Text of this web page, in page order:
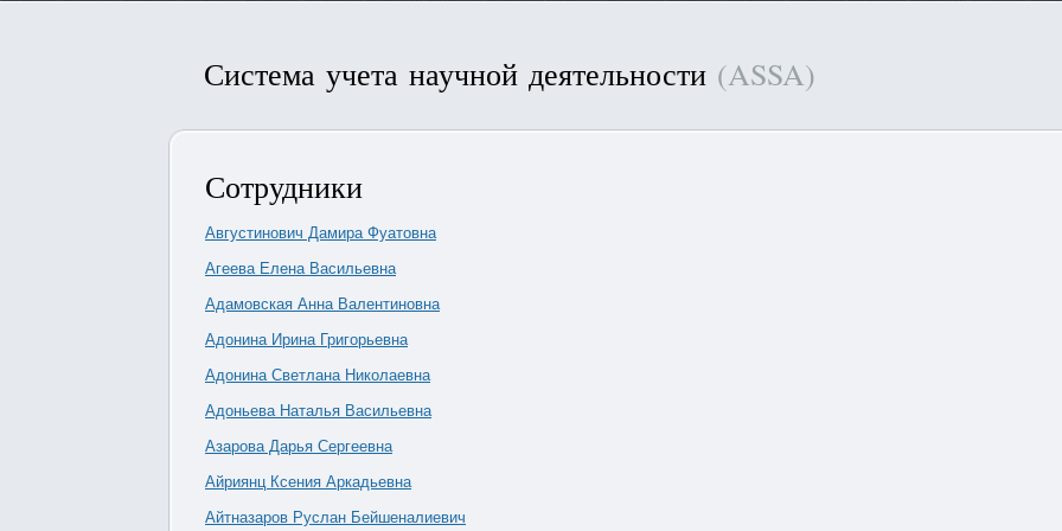
Система учета научной деятельности (ASSA)
Сотрудники
Августинович Дамира Фуатовна
Агеева Елена Васильевна
Адамовская Анна Валентиновна
Адонина Ирина Григорьевна
Адонина Светлана Николаевна
Адоньева Наталья Васильевна
Азарова Дарья Сергеевна
Айриянц Ксения Аркадьевна
Айтназаров Руслан Бейшеналиевич